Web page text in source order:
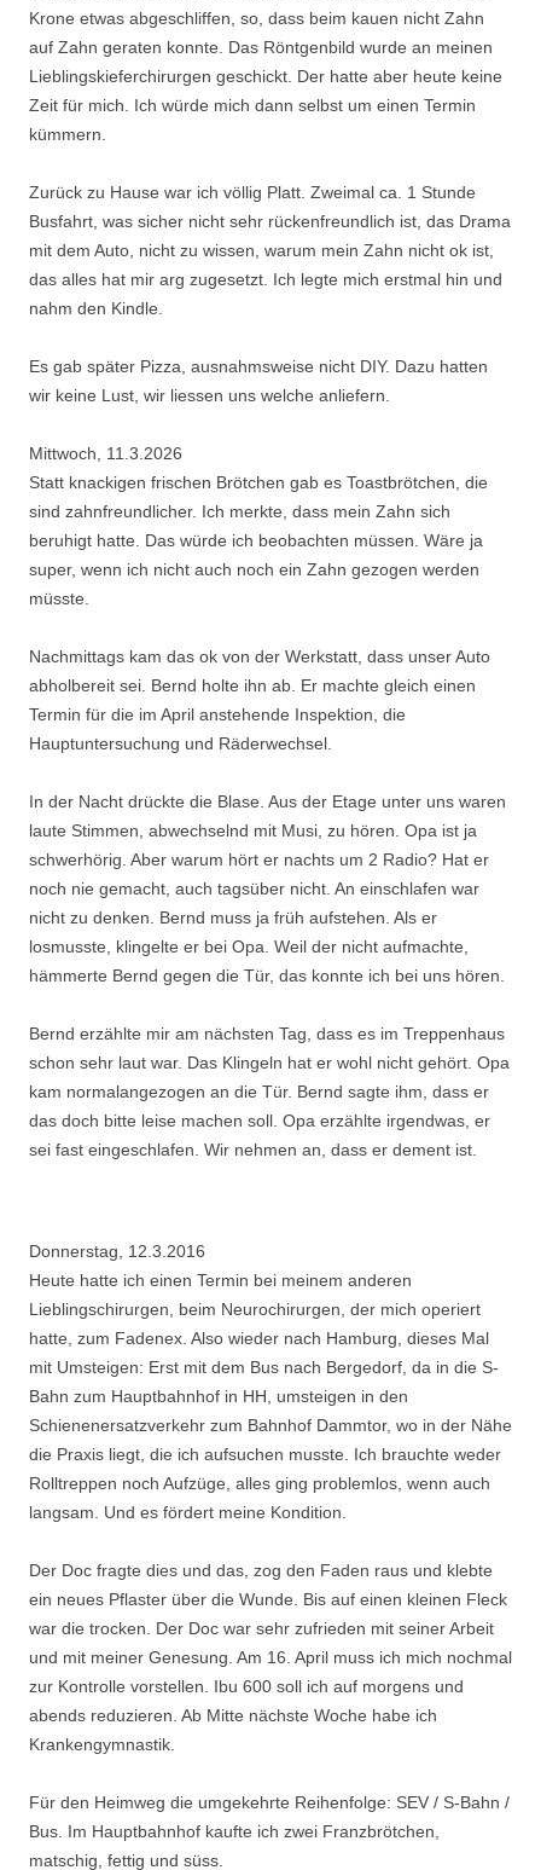
Krone etwas abgeschliffen, so, dass beim kauen nicht Zahn
auf Zahn geraten konnte. Das Röntgenbild wurde an meinen
Lieblingskieferchirurgen geschickt. Der hatte aber heute keine
Zeit für mich. Ich würde mich dann selbst um einen Termin
kümmern.
Zurück zu Hause war ich völlig Platt. Zweimal ca. 1 Stunde
Busfahrt, was sicher nicht sehr rückenfreundlich ist, das Drama
mit dem Auto, nicht zu wissen, warum mein Zahn nicht ok ist,
das alles hat mir arg zugesetzt. Ich legte mich erstmal hin und
nahm den Kindle.
Es gab später Pizza, ausnahmsweise nicht DIY. Dazu hatten
wir keine Lust, wir liessen uns welche anliefern.
Mittwoch, 11.3.2026
Statt knackigen frischen Brötchen gab es Toastbrötchen, die
sind zahnfreundlicher. Ich merkte, dass mein Zahn sich
beruhigt hatte. Das würde ich beobachten müssen. Wäre ja
super, wenn ich nicht auch noch ein Zahn gezogen werden
müsste.
Nachmittags kam das ok von der Werkstatt, dass unser Auto
abholbereit sei. Bernd holte ihn ab. Er machte gleich einen
Termin für die im April anstehende Inspektion, die
Hauptuntersuchung und Räderwechsel.
In der Nacht drückte die Blase. Aus der Etage unter uns waren
laute Stimmen, abwechselnd mit Musi, zu hören. Opa ist ja
schwerhörig. Aber warum hört er nachts um 2 Radio? Hat er
noch nie gemacht, auch tagsüber nicht. An einschlafen war
nicht zu denken. Bernd muss ja früh aufstehen. Als er
losmusste, klingelte er bei Opa. Weil der nicht aufmachte,
hämmerte Bernd gegen die Tür, das konnte ich bei uns hören.
Bernd erzählte mir am nächsten Tag, dass es im Treppenhaus
schon sehr laut war. Das Klingeln hat er wohl nicht gehört. Opa
kam normalangezogen an die Tür. Bernd sagte ihm, dass er
das doch bitte leise machen soll. Opa erzählte irgendwas, er
sei fast eingeschlafen. Wir nehmen an, dass er dement ist.
Donnerstag, 12.3.2016
Heute hatte ich einen Termin bei meinem anderen
Lieblingschirurgen, beim Neurochirurgen, der mich operiert
hatte, zum Fadenex. Also wieder nach Hamburg, dieses Mal
mit Umsteigen: Erst mit dem Bus nach Bergedorf, da in die S-
Bahn zum Hauptbahnhof in HH, umsteigen in den
Schienenersatzverkehr zum Bahnhof Dammtor, wo in der Nähe
die Praxis liegt, die ich aufsuchen musste. Ich brauchte weder
Rolltreppen noch Aufzüge, alles ging problemlos, wenn auch
langsam. Und es fördert meine Kondition.
Der Doc fragte dies und das, zog den Faden raus und klebte
ein neues Pflaster über die Wunde. Bis auf einen kleinen Fleck
war die trocken. Der Doc war sehr zufrieden mit seiner Arbeit
und mit meiner Genesung. Am 16. April muss ich mich nochmal
zur Kontrolle vorstellen. Ibu 600 soll ich auf morgens und
abends reduzieren. Ab Mitte nächste Woche habe ich
Krankengymnastik.
Für den Heimweg die umgekehrte Reihenfolge: SEV / S-Bahn /
Bus. Im Hauptbahnhof kaufte ich zwei Franzbrötchen,
matschig, fettig und süss.